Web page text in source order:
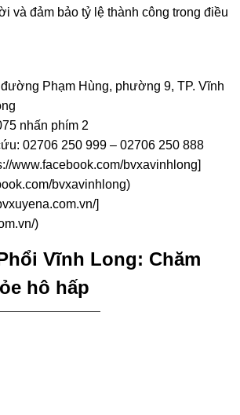
và đảm bảo tỷ lệ thành công trong điều
Phạm Hùng, phường 9, TP. Vĩnh
nhấn phím 2
02706 250 999 – 02706 250 888
www.facebook.com/bvxavinhlong]
bvxavinhlong)
]
)
Vĩnh Long: Chăm
hô hấp